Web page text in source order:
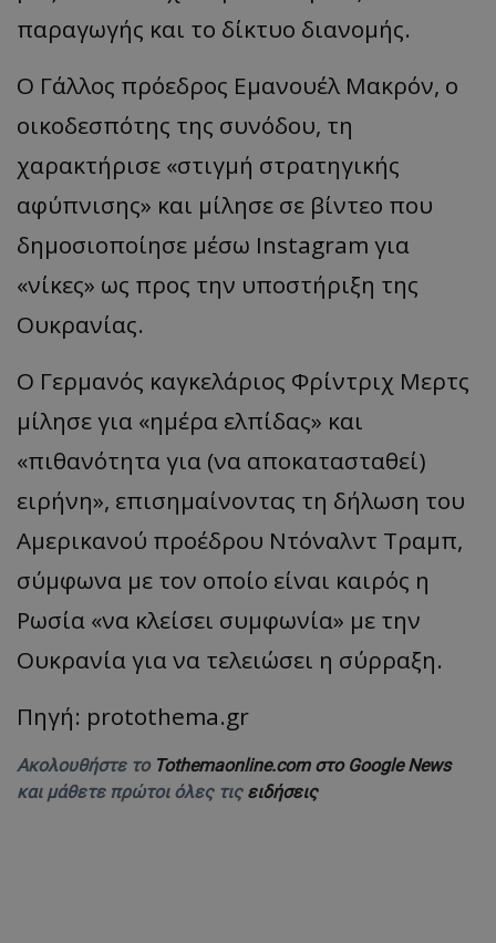
παραγωγής και το δίκτυο διανομής.
Ο Γάλλος πρόεδρος Εμανουέλ Μακρόν, ο
οικοδεσπότης της συνόδου, τη
χαρακτήρισε «στιγμή στρατηγικής
αφύπνισης» και μίλησε σε βίντεο που
δημοσιοποίησε μέσω Instagram για
«νίκες» ως προς την υποστήριξη της
Ουκρανίας.
Ο Γερμανός καγκελάριος Φρίντριχ Μερτς
μίλησε για «ημέρα ελπίδας» και
«πιθανότητα για (να αποκατασταθεί)
ειρήνη», επισημαίνοντας τη δήλωση του
Αμερικανού προέδρου Ντόναλντ Τραμπ,
σύμφωνα με τον οποίο είναι καιρός η
Ρωσία «να κλείσει συμφωνία» με την
Ουκρανία για να τελειώσει η σύρραξη.
Πηγή: protothema.gr
Ακολουθήστε το Tothemaonline.com στο Google News
και μάθετε πρώτοι όλες τις ειδήσεις